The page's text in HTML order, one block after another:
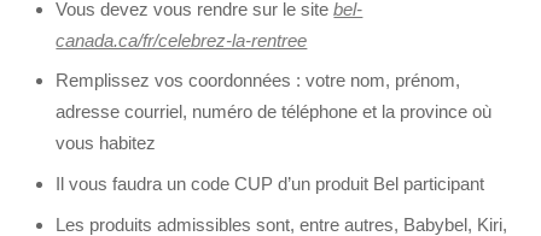
Vous devez vous rendre sur le sitebel-
canada.ca/fr/celebrez-la-rentree
Remplissez vos coordonnées : votre nom, prénom,
adresse courriel, numéro de téléphone et la province où
vous habitez
Il vous faudra un code CUP d’un produit Bel participant
Les produits admissibles sont, entre autres, Babybel, Kiri,